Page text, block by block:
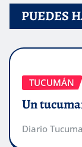
PUEDES
TUCUMÁN
Un
Diario